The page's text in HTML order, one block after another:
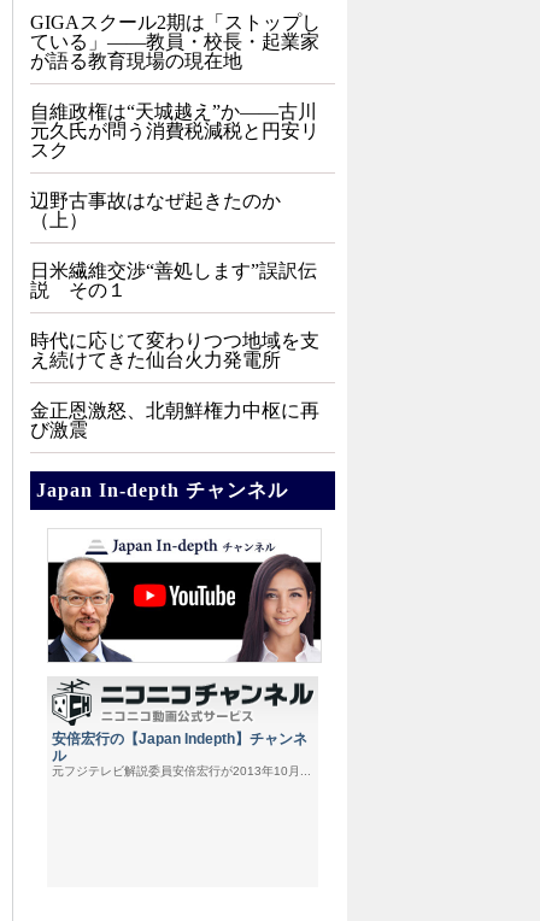
GIGAスクール2期は「ストップし
ている」——教員・校長・起業家
が語る教育現場の現在地
自維政権は“天城越え”か――古川
元久氏が問う消費税減税と円安リ
スク
辺野古事故はなぜ起きたのか
（上）
日米繊維交渉“善処します”誤訳伝
説 その１
時代に応じて変わりつつ地域を支
え続けてきた仙台火力発電所
金正恩激怒、北朝鮮権力中枢に再
び激震
Japan In-depth チャンネル